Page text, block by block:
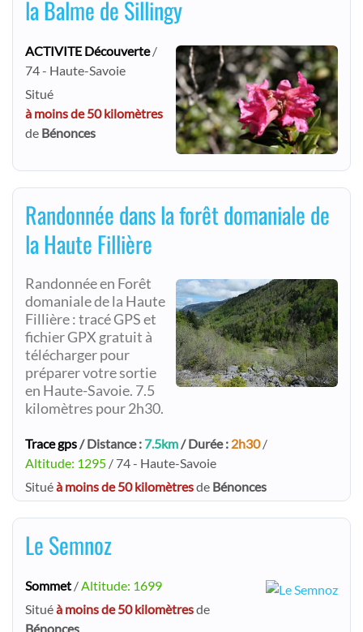
la Balme de Sillingy
ACTIVITE Découverte/
74 - Haute-Savoie
Situé
à moins de 50 kilomètres
de Bénonces
Randonnée dans la forêt domaniale de
la Haute Fillière
Randonnée en Forêt
domaniale de la Haute
Fillière : tracé GPS et
fichier GPX gratuit à
télécharger pour
préparer votre sortie
en Haute-Savoie. 7.5
kilomètres pour 2h30.
Trace gps / Distance : 7.5km / Durée : 2h30/
Altitude: 1295 / 74 - Haute-Savoie
Situéà moins de 50 kilomètresde Bénonces
Le Semnoz
Sommet / Altitude: 1699
Situéà moins de 50 kilomètresde
Bénonces